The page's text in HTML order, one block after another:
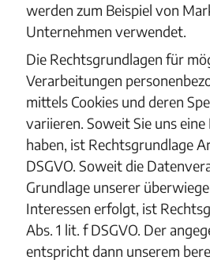
werden zum Beispiel von
Unternehmen verwendet.
Die Rechtsgrundlagen für
Verarbeitungen
mittels Cookies und deren
variieren. Soweit Sie uns
haben, ist Rechtsgrundlage
DSGVO. Soweit die
Grundlage unserer
Interessen erfolgt, ist
Abs. 1 lit. f DSGVO. Der
entspricht dann unserem